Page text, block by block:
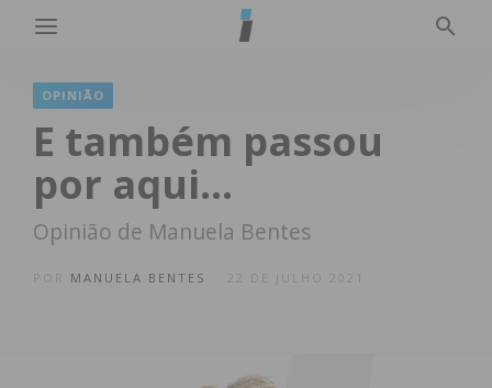
OPINIÃO
E também passou
por aqui…
Opinião de Manuela Bentes
MANUELA BENTES